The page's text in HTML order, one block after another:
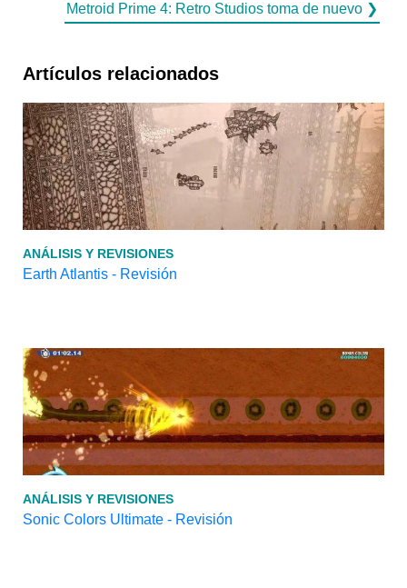
Metroid Prime 4: Retro Studios toma de nuevo ❯
Artículos relacionados
ANÁLISIS Y REVISIONES
Earth Atlantis - Revisión
ANÁLISIS Y REVISIONES
Sonic Colors Ultimate - Revisión